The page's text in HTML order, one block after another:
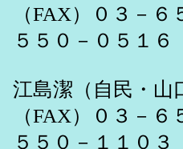
（FAX）０３－
５５０－０５１６
江島潔（自民・山
（FAX）０３－
５５０－１１０３